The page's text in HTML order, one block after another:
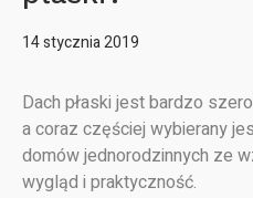
14 stycznia 2019
Dach płaski jest bardzo
a coraz częściej wybierany
domów jednorodzinnych ze
wygląd i praktyczność.